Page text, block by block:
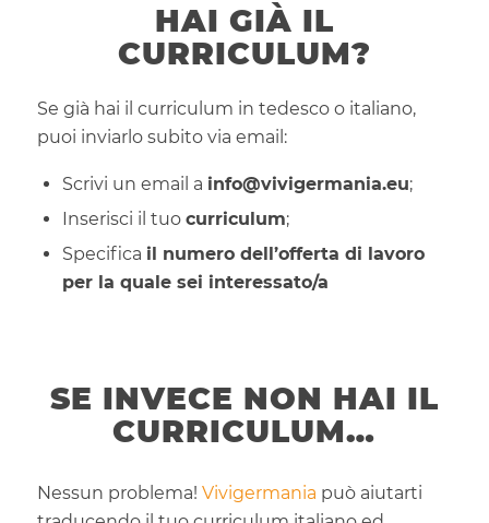
HAI GIÀ IL
CURRICULUM?
Se già hai il curriculum in tedesco o italiano,
puoi inviarlo subito via email:
Scrivi un email a info@vivigermania.eu;
Inserisci il tuo curriculum;
Specifica il numero dell’offerta di lavoro
per la quale sei interessato/a
SE INVECE NON HAI IL
CURRICULUM…
Nessun problema! Vivigermania può aiutarti